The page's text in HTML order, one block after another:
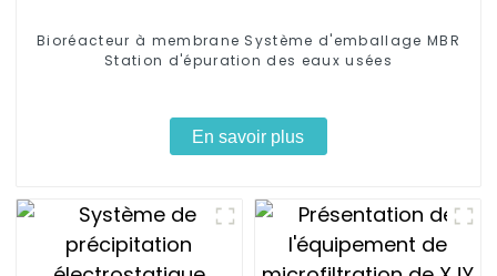
Bioréacteur à membrane Système d'emballage MBR
Station d'épuration des eaux usées
En savoir plus